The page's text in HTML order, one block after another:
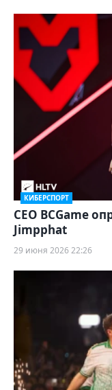
КИБЕРСПОРТ
CEO BCGame
Jimpphat
29 июня 2026 22:26